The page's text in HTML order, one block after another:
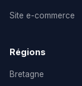
Site e-commerce
Régions
Bretagne